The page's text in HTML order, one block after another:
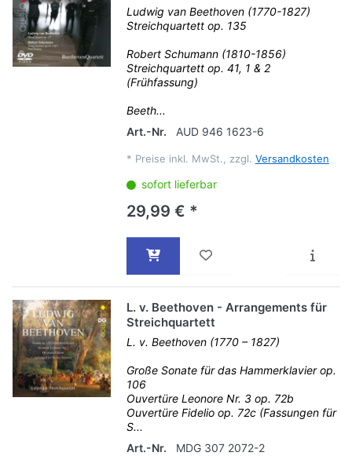
Ludwig van Beethoven (1770-1827)
Streichquartett op. 135
Robert Schumann (1810-1856)
Streichquartett op. 41, 1 & 2
(Frühfassung)
Beeth...
Art.-Nr.
AUD 946 1623-6
* Preise inkl. MwSt., zzgl. Versandkosten
sofort lieferbar
29,99 € *
L. v. Beethoven - Arrangements für
Streichquartett
L. v. Beethoven (1770 – 1827)
Große Sonate für das Hammerklavier op.
106
Ouvertüre Leonore Nr. 3 op. 72b
Ouvertüre Fidelio op. 72c (Fassungen für
S...
Art.-Nr.
MDG 307 2072-2